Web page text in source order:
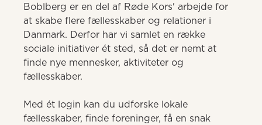
Boblberg er en del af Røde Kors' arbejde for
at skabe flere fællesskaber og relationer i
Danmark. Derfor har vi samlet en række
sociale initiativer ét sted, så det er nemt at
finde nye mennesker, aktiviteter og
fællesskaber.
Med ét login kan du udforske lokale
fællesskaber, finde foreninger, få en snak